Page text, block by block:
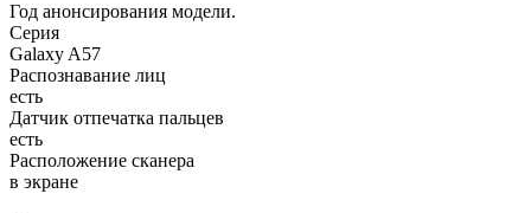
Год анонсирования модели.
Серия
Galaxy A57
Распознавание лиц
есть
Датчик отпечатка пальцев
есть
Расположение сканера
в экране